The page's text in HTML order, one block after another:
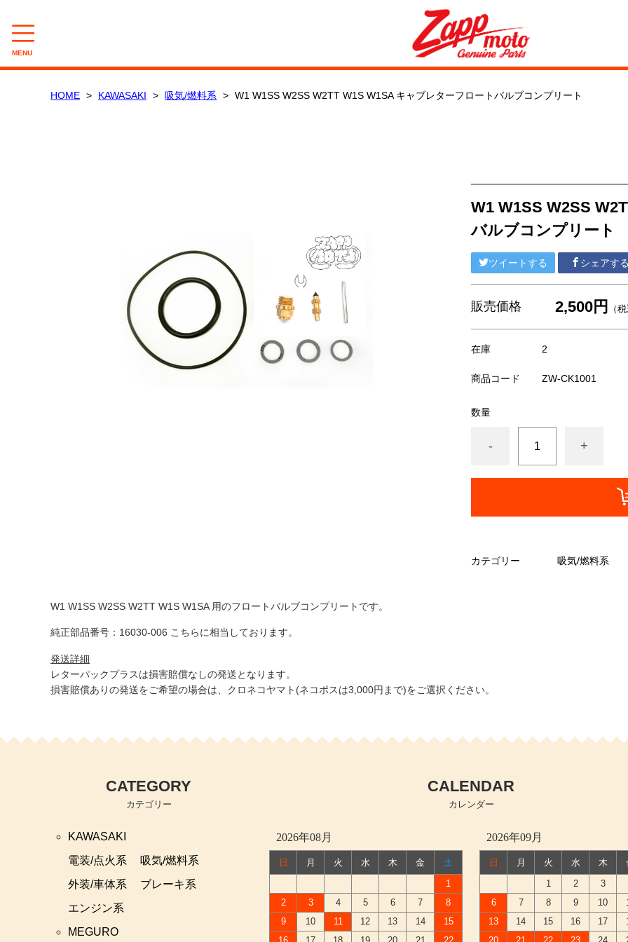
MENU
HOME KAWASAKI 吸気/燃料系 W1 W1SS W2SS W2TT W1S W1SA キャブレターフロートバルブコンプリート
W1 W1SS W2SS
バルブコンプリート
ツイートする シェアする
販売価格 2,500円 （
在庫 2
商品コード ZW-CK1001
数量
- +
カテゴリー 吸気/燃料系
W1 W1SS W2SS W2TT W1S W1SA 用のフロートバルブコンプリートです。
純正部品番号：16030-006 こちらに相当しております。
発送詳細
レターパックプラスは損害賠償なしの発送となります。
損害賠償ありの発送をご希望の場合は、クロネコヤマト(ネコポスは3,000円まで)をご選択ください。
CATEGORY
カテゴリー
KAWASAKI
電装/点火系
吸気/燃料系
外装/車体系
ブレーキ系
エンジン系
MEGURO
CALENDAR
カレンダー
2026年08月
日 月 火 水 木 金
土
1
2
3 4 5 6 7
8
9
10 11 12 13 14
15
2026年09月
日 月 火 水 木
1
2 3
6
7 8 9 10
13
14 15 16 17